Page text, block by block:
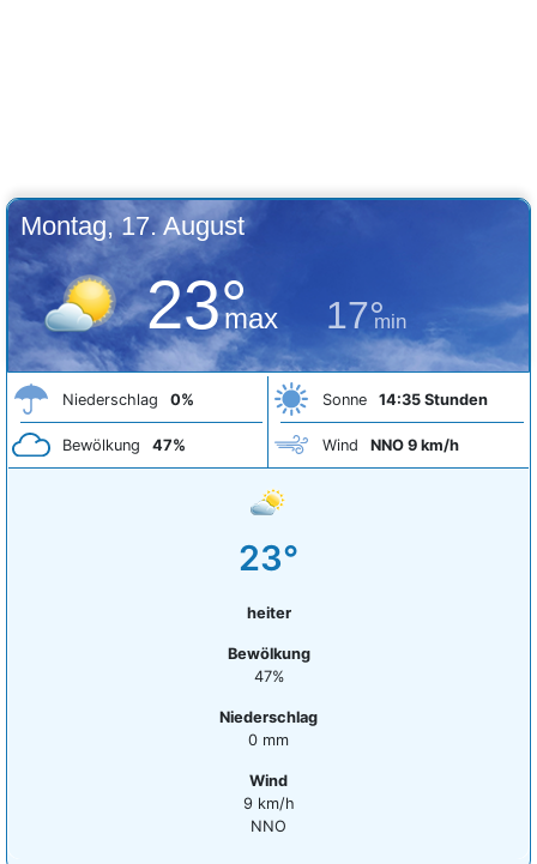
Montag, 17. August
23°
max 17°
min
Niederschlag 0%
Bewölkung 47%
Sonne 14:35 Stunden
Wind NNO 9 km/h
23°
heiter
Bewölkung
47%
Niederschlag
0 mm
Wind
9 km/h
NNO